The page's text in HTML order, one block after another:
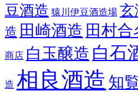
豆酒造 猿川伊豆酒造場 玄
造 田崎酒造 田村合
商店 白玉醸造 白石
造 相良酒造 知